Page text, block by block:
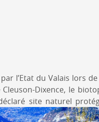
l’Etat du Valais lors de
Dixence, le
site naturel